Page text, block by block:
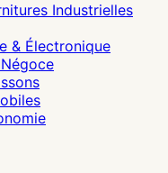
Industrielles
& Électronique